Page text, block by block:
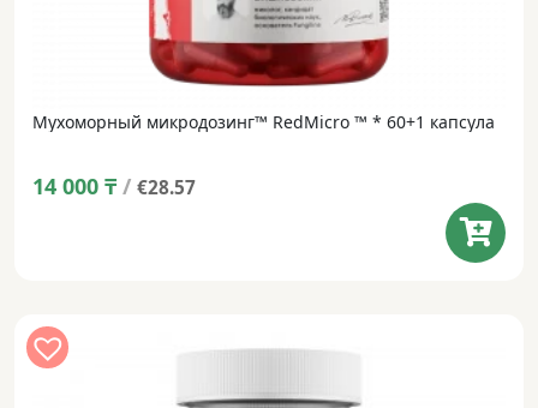
Мухоморный микродозинг™ RedMicro ™ * 60+1 капсула
14 000 ₸ / €28.57